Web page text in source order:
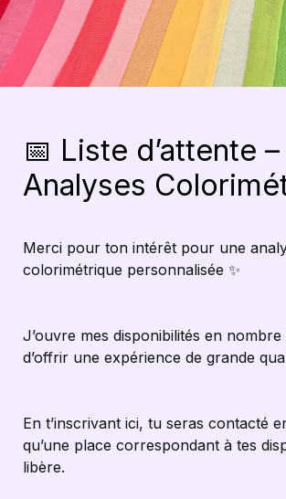
📅 Liste d’attente –
Analyses
Merci pour ton intérêt pour une
colorimétrique personnalisée ✨
J’ouvre mes disponibilités en nombre
d’offrir une expérience de grande
En t’inscrivant ici, tu seras contacté
qu’une place correspondant à tes
libère.